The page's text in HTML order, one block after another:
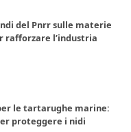
del Pnrr sulle materie
rafforzare l’industria
le tartarughe marine:
proteggere i nidi